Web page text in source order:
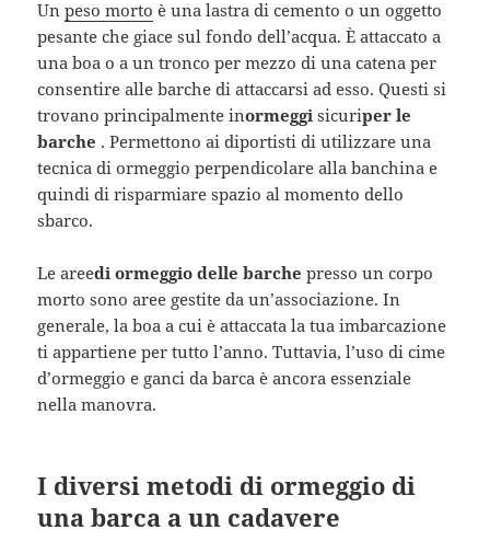
Unpeso morto è una lastra di cemento o un oggetto
pesante che giace sul fondo dell’acqua. È attaccato a
una boa o a un tronco per mezzo di una catena per
consentire alle barche di attaccarsi ad esso. Questi si
trovano principalmente inormeggisicuriper le
barche . Permettono ai diportisti di utilizzare una
tecnica di ormeggio perpendicolare alla banchina e
quindi di risparmiare spazio al momento dello
sbarco.
Le areedi ormeggio delle barche presso un corpo
morto sono aree gestite da un’associazione. In
generale, la boa a cui è attaccata la tua imbarcazione
ti appartiene per tutto l’anno. Tuttavia, l’uso di cime
d’ormeggio e ganci da barca è ancora essenziale
nella manovra.
I diversi metodi di ormeggio di
una barca a un cadavere